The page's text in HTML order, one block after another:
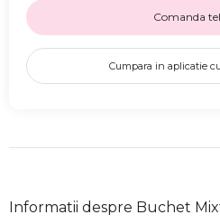
Comanda
Cumpara in aplicatie cu
Informatii despre Buchet